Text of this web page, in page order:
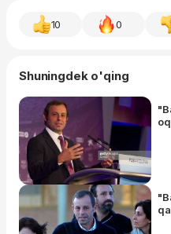
10 0
Shuningdek o'qing